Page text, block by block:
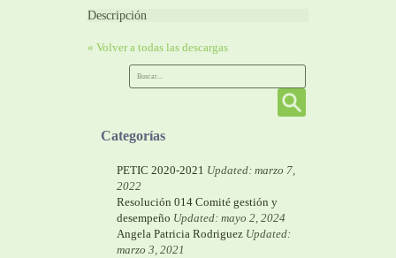
Descripción
« Volver a todas las descargas
Categorías
PETIC 2020-2021 Updated: marzo 7,
2022
Resolución 014 Comité gestión y
desempeño Updated: mayo 2, 2024
Angela Patricia Rodriguez Updated:
marzo 3, 2021